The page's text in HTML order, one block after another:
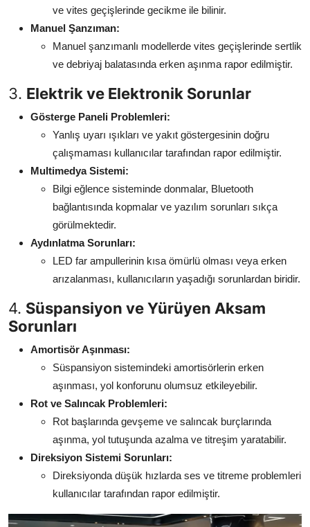
ve vites geçişlerinde gecikme ile bilinir.
Manuel Şanzıman:
Manuel şanzımanlı modellerde vites geçişlerinde sertlik
ve debriyaj balatasında erken aşınma rapor edilmiştir.
3. Elektrik ve Elektronik Sorunlar
Gösterge Paneli Problemleri:
Yanlış uyarı ışıkları ve yakıt göstergesinin doğru
çalışmaması kullanıcılar tarafından rapor edilmiştir.
Multimedya Sistemi:
Bilgi eğlence sisteminde donmalar, Bluetooth
bağlantısında kopmalar ve yazılım sorunları sıkça
görülmektedir.
Aydınlatma Sorunları:
LED far ampullerinin kısa ömürlü olması veya erken
arızalanması, kullanıcıların yaşadığı sorunlardan biridir.
4. Süspansiyon ve Yürüyen Aksam
Sorunları
Amortisör Aşınması:
Süspansiyon sistemindeki amortisörlerin erken
aşınması, yol konforunu olumsuz etkileyebilir.
Rot ve Salıncak Problemleri:
Rot başlarında gevşeme ve salıncak burçlarında
aşınma, yol tutuşunda azalma ve titreşim yaratabilir.
Direksiyon Sistemi Sorunları:
Direksiyonda düşük hızlarda ses ve titreme problemleri
kullanıcılar tarafından rapor edilmiştir.